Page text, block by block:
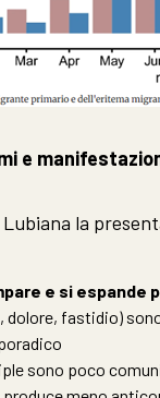
e
la
e si espande
dolore, fastidio)
sono poco